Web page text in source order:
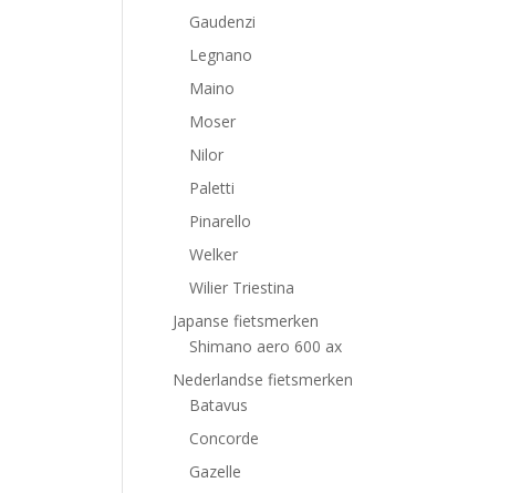
Gaudenzi
Legnano
Maino
Moser
Nilor
Paletti
Pinarello
Welker
Wilier Triestina
Japanse fietsmerken
Shimano aero 600 ax
Nederlandse fietsmerken
Batavus
Concorde
Gazelle